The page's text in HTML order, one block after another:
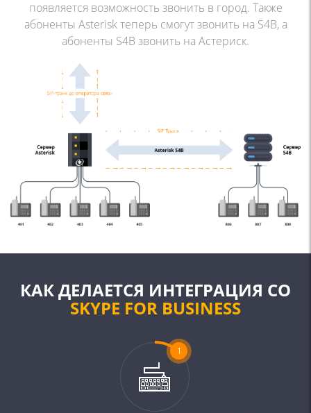
появляется возможность звонить в город. Также
абоненты Asterisk теперь смогут звонить на S4B, а
абоненты S4B звонить на Астериск.
КАК ДЕЛАЕТСЯ ИНТЕГРАЦИЯ СО
SKYPE FOR BUSINESS